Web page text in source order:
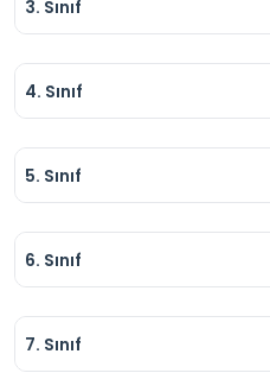
3. Sınıf
4. Sınıf
5. Sınıf
6. Sınıf
7. Sınıf